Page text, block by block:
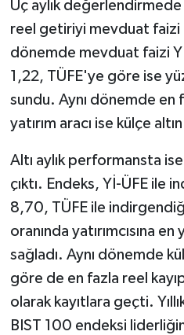
Üç aylık değerlendirmede
reel getiriyi mevduat faizi
dönemde mevduat faizi
1,22, TÜFE'ye göre ise
sundu. Aynı dönemde
yatırım aracı ise külçe
Altı aylık performansta
çıktı. Endeks, Yİ-ÜFE ile
8,70, TÜFE ile
oranında yatırımcısına
sağladı. Aynı dönemde
göre de en fazla reel
olarak kayıtlara geçti.
BIST 100 endeksi